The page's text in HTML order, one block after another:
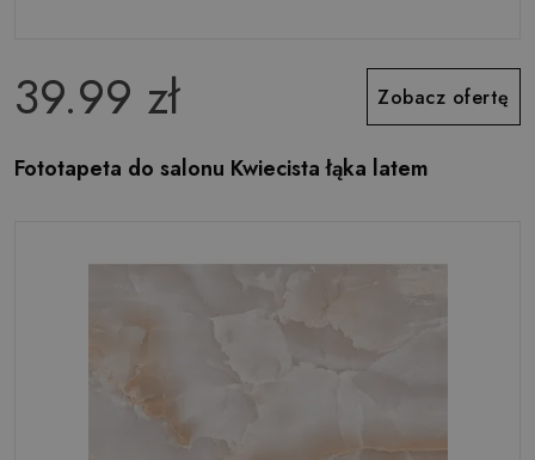
39.99 zł Zobacz ofertę
Fototapeta do salonu Kwiecista łąka latem